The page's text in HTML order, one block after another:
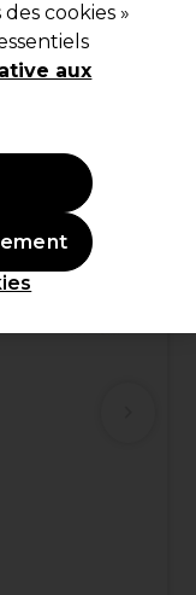
dorée
cookies »
aux